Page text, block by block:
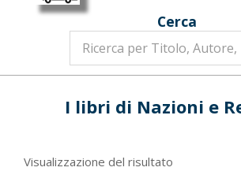
Cerca
I libri di Nazioni e
Visualizzazione del risultato